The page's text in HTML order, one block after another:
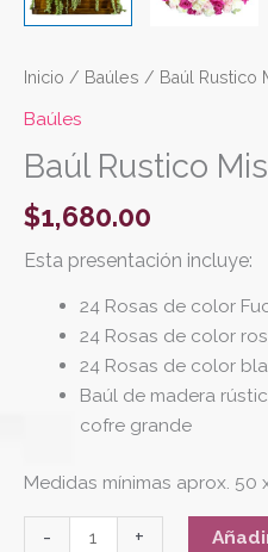
Inicio / Baúles / Baúl Rustico
Baúles
Baúl Rustico
$1,680.00
Esta presentación incluye:
24 Rosas de color
24 Rosas de color
24 Rosas de color
Baúl de madera
cofre grande
Medidas mínimas aprox. 50
- +